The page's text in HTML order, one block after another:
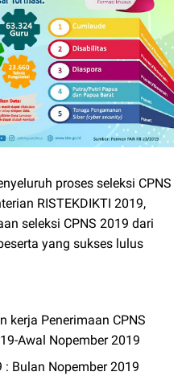
proses seleksi CPNS
RISTEKDIKTI 2019,
seleksi CPNS 2019 dari
yang sukses lulus
kerja Penerimaan CPNS
Awal Nopember 2019
: Bulan Nopember 2019